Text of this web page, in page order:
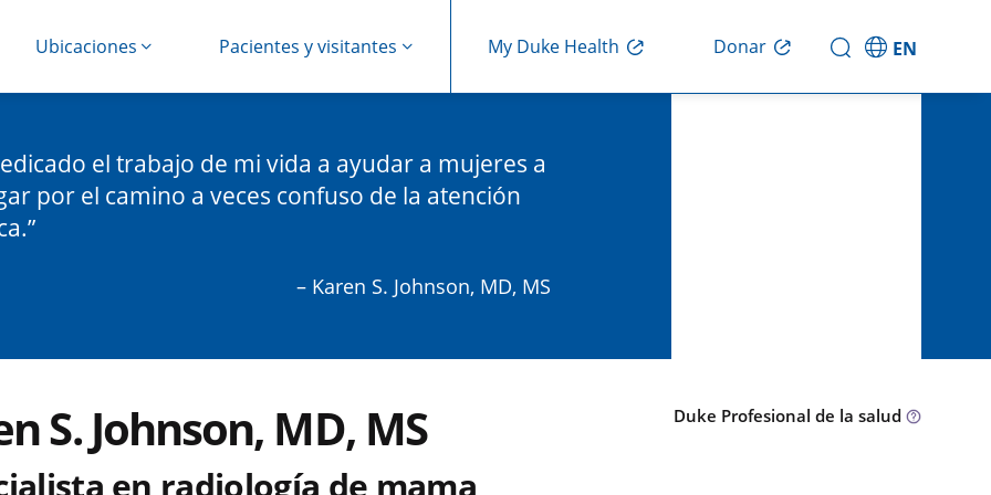
Ubicaciones Pacientes y visitantes My Duke Health Donar EN
el trabajo de mi vida a ayudar a mujeres a
por el camino a veces confuso de la atención
– Karen S. Johnson, MD, MS
S. Johnson, MD, MS
en radiología de mama
Duke Profesional de la salud